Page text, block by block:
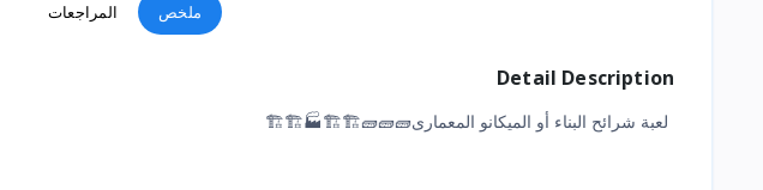
ملخص المراجعات
Detail Description
لعبة شرائح البناء أو الميكانو المعمارى🧱🧱🧱🏗🏗🏭🏗🏗